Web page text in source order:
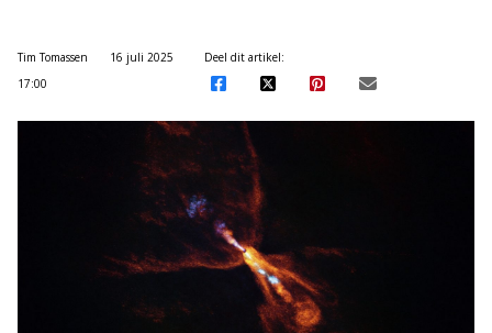
Tim Tomassen
16 juli 2025
17:00
Deel dit artikel: